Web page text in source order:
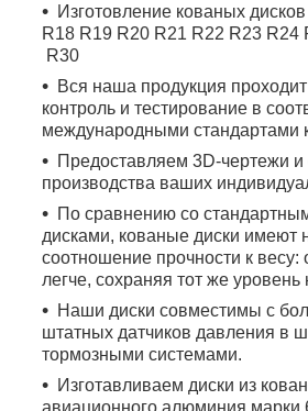
Изготовление кованых
R18 R19 R20 R21 R22 R23 R24
R30
Вся наша продукция проходит
контроль и тестирование в
международными стандартами
Предоставляем 3D-чертежи
производства ваших
По сравнению со
дисками, кованые диски имеют
соотношение прочности к весу:
легче, сохраняя тот же уровень
Наши диски совместимы с
штатных датчиков давления в
тормозными системами.
Изготавливаем диски из
авиационного алюминия марки